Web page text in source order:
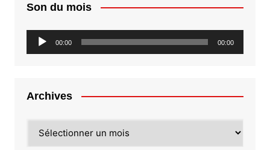
Son du mois
Lecteur
audio
00:00 00:00
Archives